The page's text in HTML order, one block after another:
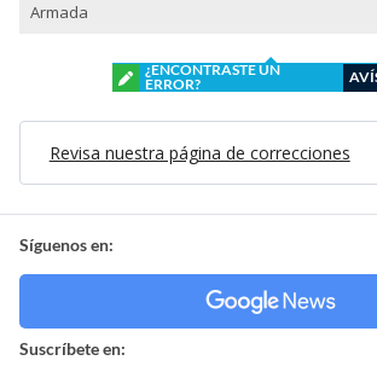
Armada
¿ENCONTRASTE UN
ERROR?
Revisa nuestra página de correcciones
Síguenos en:
Suscríbete en: